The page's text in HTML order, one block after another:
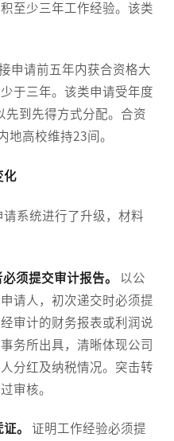
至少三年工作经验。该类
申请前五年内获合资格大
于三年。该类申请受年度
先到先得方式分配。合资
地高校维持23间。
化
系统进行了升级，材料
须提交审计报告。
以公
请人，初次递交时必须提
审计的财务报表或利润说
务所出具，清晰体现公司
分红及纳税情况。突击转
审核。
。
证明工作经验必须提